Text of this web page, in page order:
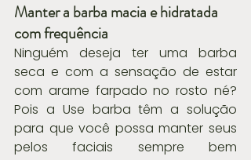
Manter a barba macia e hidratada
com frequência
Ninguém deseja ter uma barba
seca e com a sensação de estar
com arame farpado no rosto né?
Pois a Use barba têm a solução
para que você possa manter seus
pelos faciais sempre bem